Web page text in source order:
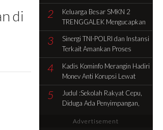
di
Gotong Royong Bangun Rumah
di Batang Hari
2
Keluarga Besar SMKN 2
TRENGGALEK Mengucapkan
Selamat HUT Ke-81 RI
3
Sinergi TNI-POLRI dan Instansi
Terkait Amankan Proses
Pencocokan Fisik Objek
Sengketa di Kelurahan Selamat
4
Kadis Kominfo Merangin Hadiri
Monev Anti Korupsi Lewat
Zoom Dukung Penuh Desa
Sidolego Jadi Percontohan
Desa Anti Korupsi
5
Judul :Sekolah Rakyat Cepu,
Diduga Ada Penyimpangan,
Advertisement